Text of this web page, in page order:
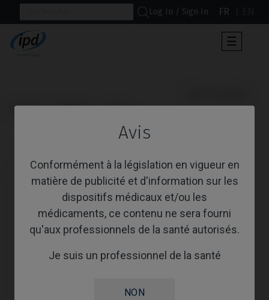
Avis
Conformément à la législation en vigueur en
matière de publicité et d'information sur les
dispositifs médicaux et/ou les
médicaments, ce contenu ne sera fourni
qu'aux professionnels de la santé autorisés.
Je suis un professionnel de la santé
NON
Log In / Sign In FR
Toggle
☰
Accueil Systèmes TSIII
Bloc Premilled